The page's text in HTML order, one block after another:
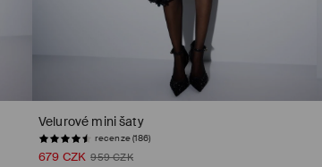
Velurové mini šaty
recenze (186)
679 CZK 959 CZK